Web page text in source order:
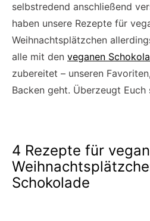
selbstredend anschließend
haben unsere Rezepte für
Weihnachtsplätzchen
alle mit den veganen
zubereitet – unseren
Backen geht. Überzeugt
4 Rezepte für
Schokolade